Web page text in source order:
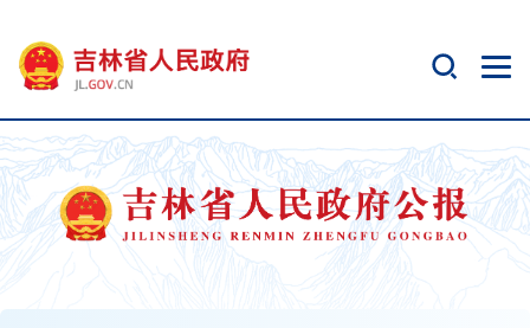
开
无
障
碍
说
明